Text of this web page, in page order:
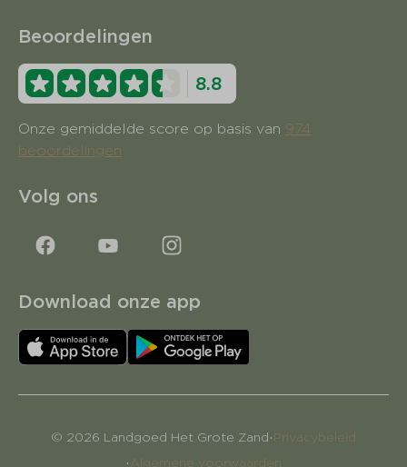
Beoordelingen
8.8
Onze gemiddelde score op basis van 974
beoordelingen
Volg ons
Download onze app
© 2026 Landgoed Het Grote Zand·Privacybeleid
· Algemene voorwaarden